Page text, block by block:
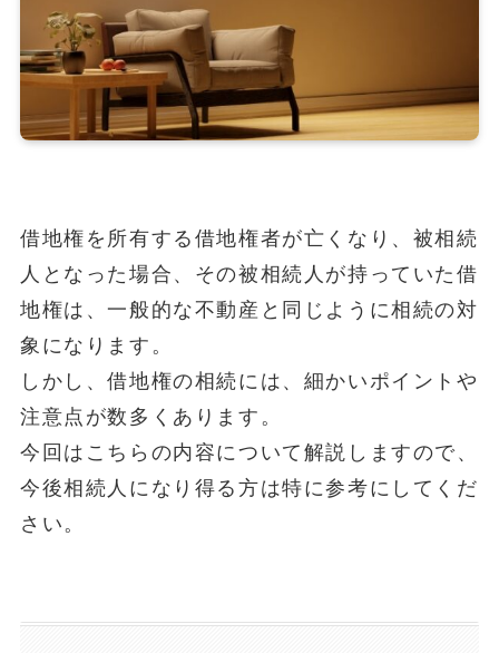
借地権を所有する借地権者が亡くなり、被相続
人となった場合、その被相続人が持っていた借
地権は、一般的な不動産と同じように相続の対
象になります。
しかし、借地権の相続には、細かいポイントや
注意点が数多くあります。
今回はこちらの内容について解説しますので、
今後相続人になり得る方は特に参考にしてくだ
さい。